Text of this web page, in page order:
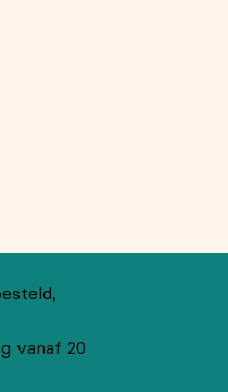
vanaf 20